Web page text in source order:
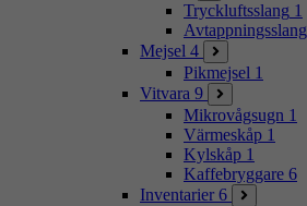
Tryckluftsslang 1
Avtappningsslang
Mejsel 4
Pikmejsel 1
Vitvara 9
Mikrovågsugn 1
Värmeskåp 1
Kylskåp 1
Kaffebryggare 6
Inventarier 6